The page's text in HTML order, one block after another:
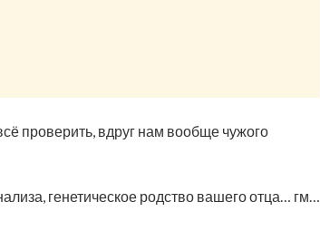
проверить, вдруг нам вообще чужого
генетическое родство вашего отца… гм…